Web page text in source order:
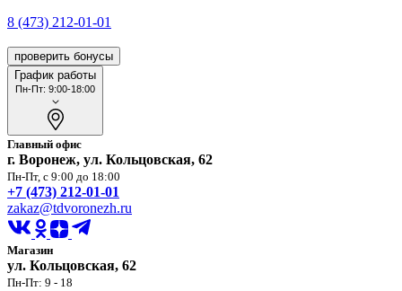
8 (473) 212-01-01
проверить бонусы
График работы
Пн-Пт: 9:00-18:00
Главный офис
г. Воронеж, ул. Кольцовская, 62
Пн-Пт, с 9:00 до 18:00
+7 (473) 212-01-01
zakaz@tdvoronezh.ru
Магазин
ул. Кольцовская, 62
Пн-Пт: 9 - 18